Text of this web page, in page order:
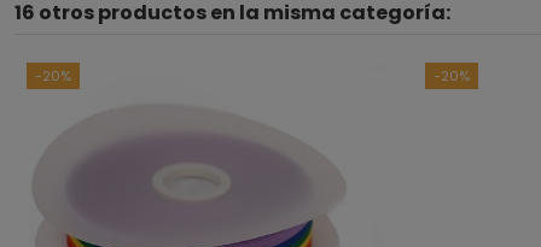
16 otros productos en la misma categoría:
-20% -20%